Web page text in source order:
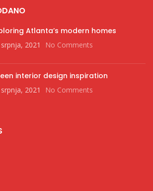
Atlanta’s modern homes
2021 No Comments
interior design inspiration
2021 No Comments